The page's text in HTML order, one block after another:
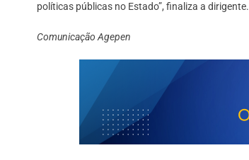
políticas públicas no Estado”, finaliza a dirigente.
Comunicação Agepen